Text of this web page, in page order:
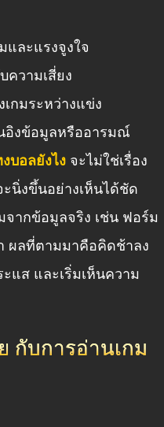
ละแรงจูงใจ
ความเสี่ยง
เกมระหว่างแข่ง
อิงข้อมูลหรืออารมณ์
บอลยังไง จะไม่ใช่เรื่อง
นิ่งขึ้นอย่างเห็นได้ชัด
จากข้อมูลจริง เช่น ฟอร์ม
ผลที่ตามมาคือคิดช้าลง
แส และเริ่มเห็นความ
กับการอ่านเกม